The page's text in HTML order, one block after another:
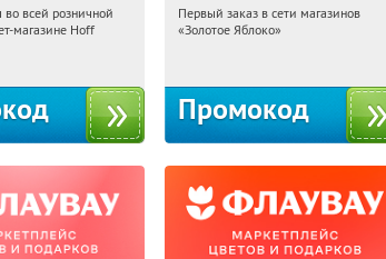
Получили:
всей розничной
магазине Hoff
09:43:06
Получи первым!
Первый заказ в сети магазинов
«Золотое Яблоко»
Промокод